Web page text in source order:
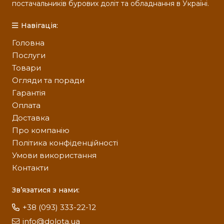
Бурові долота
використовуваних видів –
лопатеві твердосплавні долота та
шарошкові долота
–PDC долота
ефективність при бурінні в твердих породах
завдяки синтетичним алмазам.
–Лопатеві твердосплавні долота
для буріння в м’яких і середньої твердості
породах, забезпечуючи швидке і безпечне
– Шарошкові долота
постачальників бурових доліт та обладнання в Україні.
Навігація:
Головна
Послуги
Товари
Огляди та поради
Гарантія
Оплата
Доставка
Про компанію
Політика конфіденційності
Умови використання
Контакти
Зв’язатися з нами:
+38 (093) 333-22-12
info@dolota.ua